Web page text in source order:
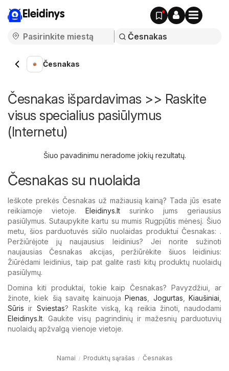
Eleidinys
Česnakas
Česnakas išpardavimas >> Raskite
visus specialius pasiūlymus
(Internetu)
Šiuo pavadinimu neradome jokių rezultatų.
Česnakas su nuolaida
Ieškote prekės Česnakas už mažiausią kainą? Tada jūs esate
reikiamoje vietoje. Eleidinys.lt surinko jums geriausius
pasiūlymus. Sutaupykite kartu su mumis Rugpjūtis mėnesį. Šiuo
metu, šios parduotuvės siūlo nuolaidas produktui Česnakas: .
Peržiūrėjote jų naujausius leidinius? Jei norite sužinoti
naujausias Česnakas akcijas, peržiūrėkite šiuos leidinius:
Žiūrėdami leidinius, taip pat galite rasti kitų produktų nuolaidų
pasiūlymų.
Domina kiti produktai, tokie kaip Česnakas? Pavyzdžiui, ar
žinote, kiek šią savaitę kainuojaPienas Jogurtas ,Kiaušiniai
Sūris ir Sviestas? Raskite viską, ką reikia žinoti, naudodami
Eleidinys.lt. Gaukite visų pagrindinių ir mažesnių parduotuvių
nuolaidų apžvalgą vienoje vietoje.
Namai Produktų sąrašas Česnakas